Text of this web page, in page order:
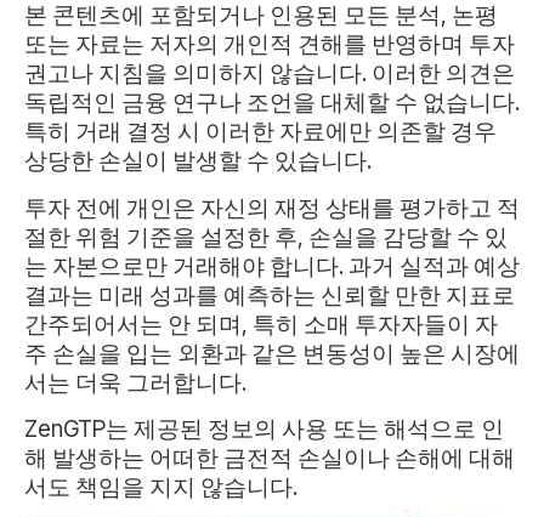
본 콘텐츠에 포함되거나 인용된 모든 분석, 논평
또는 자료는 저자의 개인적 견해를 반영하며 투자
권고나 지침을 의미하지 않습니다. 이러한 의견은
독립적인 금융 연구나 조언을 대체할 수 없습니다.
특히 거래 결정 시 이러한 자료에만 의존할 경우
상당한 손실이 발생할 수 있습니다.
투자 전에 개인은 자신의 재정 상태를 평가하고 적
절한 위험 기준을 설정한 후, 손실을 감당할 수 있
는 자본으로만 거래해야 합니다. 과거 실적과 예상
결과는 미래 성과를 예측하는 신뢰할 만한 지표로
간주되어서는 안 되며, 특히 소매 투자자들이 자
주 손실을 입는 외환과 같은 변동성이 높은 시장에
서는 더욱 그러합니다.
ZenGTP는 제공된 정보의 사용 또는 해석으로 인
해 발생하는 어떠한 금전적 손실이나 손해에 대해
서도 책임을 지지 않습니다.